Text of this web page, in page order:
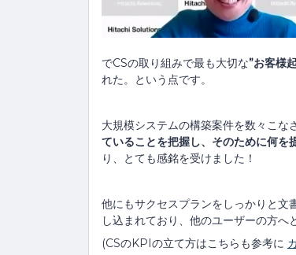
でCSの取り組みで最も大切な”お客様
れた。という点です。
大規模システムの構築案件を数々こな
ていることを把握し、そのために何を
り、とても感銘を受けました！
他にもサクセスプランをしっかりと文
し込まれており、他のユーザーの方へ
(CSのKPIの立て方はこちらも参考に